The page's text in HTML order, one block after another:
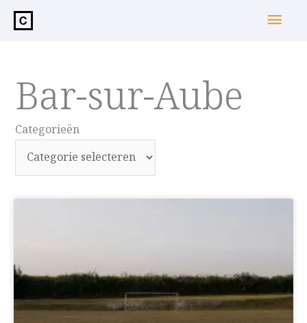
inhoud
Bar-sur-Aube
Categorieën
Categorieën